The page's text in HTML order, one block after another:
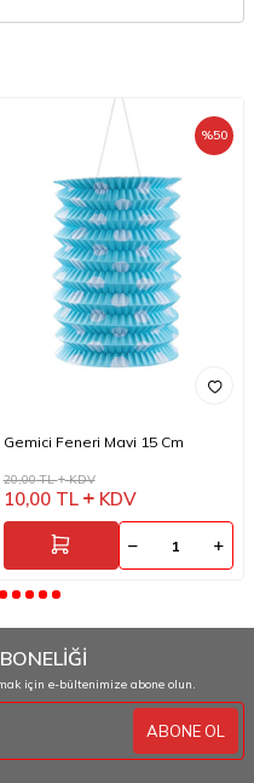
%50
Gemici Feneri Mavi 15 Cm
20,00TL KDV
10,00TL KDV
için e-bültenimize abone olun.
ABONE OL